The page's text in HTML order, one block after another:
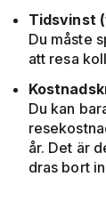
Tidsvinst
Du måste
att resa
Du kan
år. Det är
dras bort